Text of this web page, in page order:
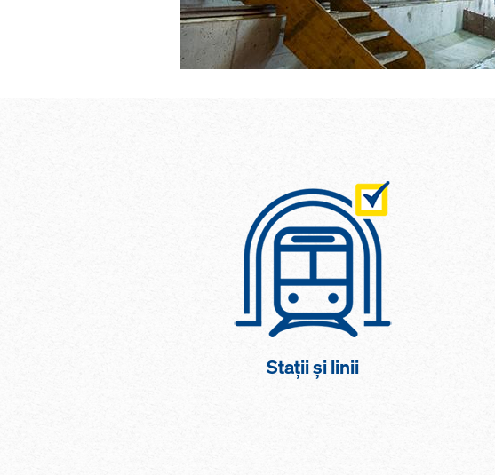
Stații și linii